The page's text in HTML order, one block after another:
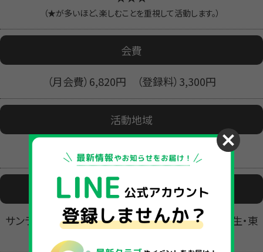
（★が多いほど、楽しむことを重視して活動します。）
会費
（月会費）6,820円 （登録料）3,300円
活動地域
松江市 米子市
活動場所
サンライフ松江、矢田体育館、城東公民館・総合、福生・東